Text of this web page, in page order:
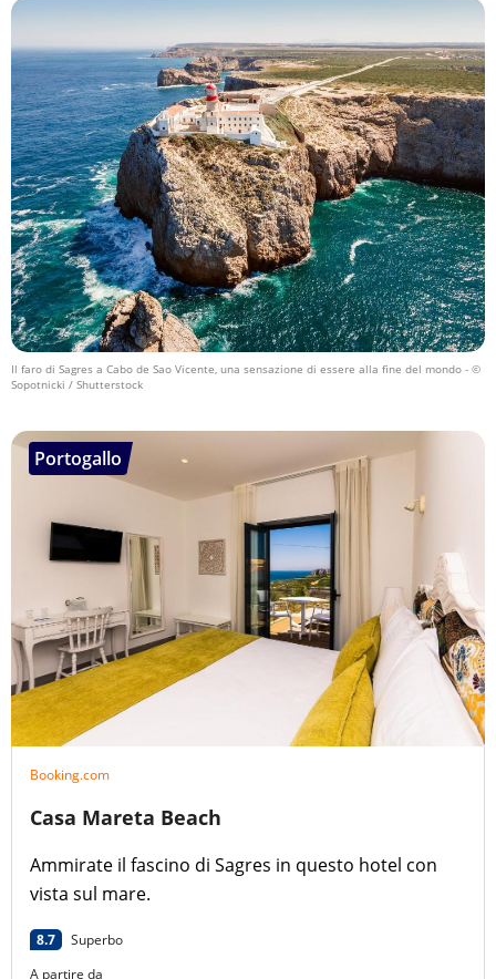
Il faro di Sagres a Cabo de Sao Vicente, una sensazione di essere alla fine del mondo - ©
Sopotnicki / Shutterstock
Portogallo
Booking.com
Casa Mareta Beach
Ammirate il fascino di Sagres in questo hotel con
vista sul mare.
8.7
Superbo
A partire da